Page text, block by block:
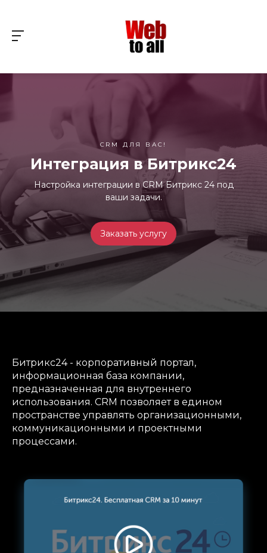
CRM ДЛЯ ВАС!
Интеграция в Битрикс24
Настройка интеграции в CRM Битрикс 24 под
ваши задачи.
Заказать услугу
Битрикс24 - корпоративный портал,
информационная база компании,
предназначенная для внутреннего
использования. CRM позволяет в едином
пространстве управлять организационными,
коммуникационными и проектными
процессами.